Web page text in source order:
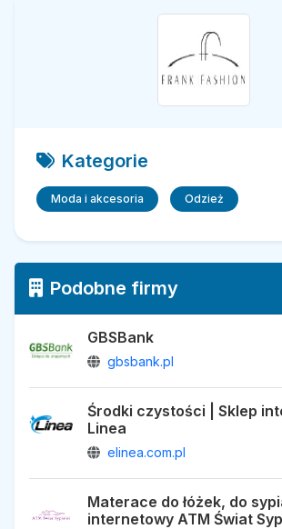
Kategorie
Moda i akcesoria Odzież
Podobne firmy
GBSBank
gbsbank.pl
Środki czystości | Sklep
Linea
elinea.com.pl
Materace do łóżek, do
internetowy ATM Świat